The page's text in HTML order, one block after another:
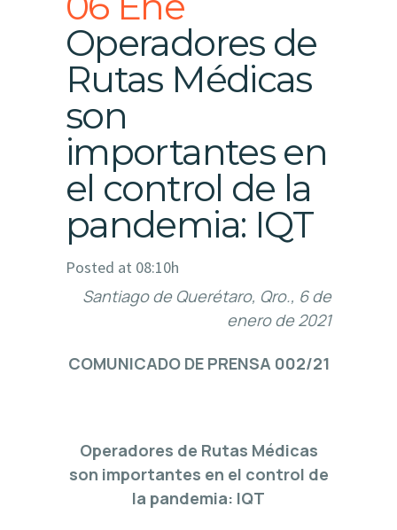
Operadores de
Rutas Médicas
son
importantes en
el control de la
pandemia: IQT
Posted at 08:10h
Santiago de Querétaro, Qro., 6 de
enero de 2021
COMUNICADO DE PRENSA 002/21
Operadores de Rutas Médicas
son importantes en el control de
la pandemia: IQT